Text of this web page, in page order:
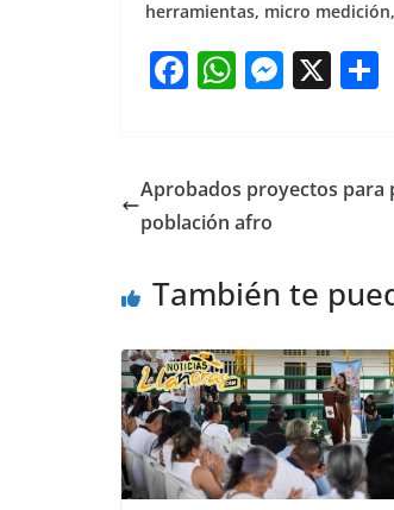
herramientas, micro
F
e
b
o
k
W
s
A
p
M
e
er
X
Aprobados proyectos para
población afro
También te